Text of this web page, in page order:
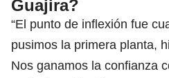
Guajira?
“El punto de inflexión fue
pusimos la primera planta,
Nos ganamos la confianza